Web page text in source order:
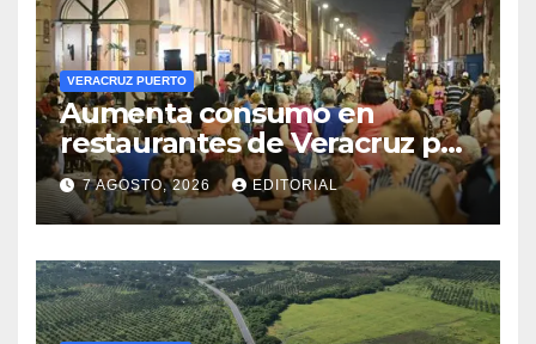
VERACRUZ PUERTO
Aumenta consumo en
restaurantes de Veracruz por
turismo de verano; apagones
amenazan cadena de frío
7 AGOSTO, 2026 EDITORIAL